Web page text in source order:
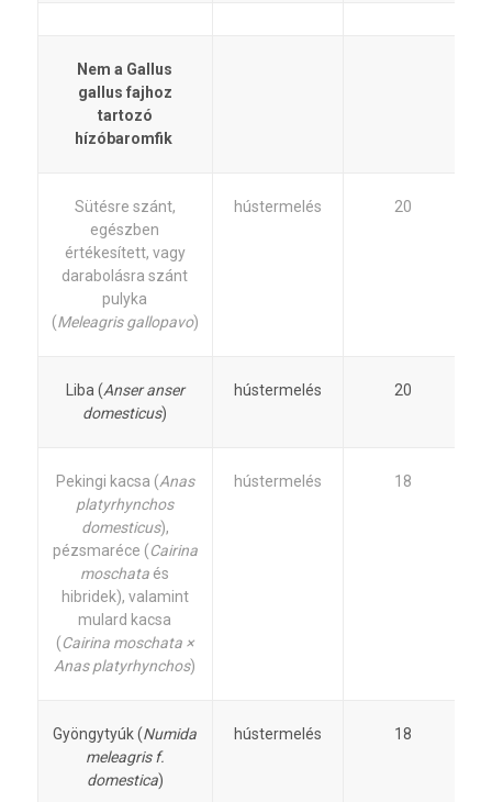
Nem a Gallus
gallus fajhoz
tartozó
hízóbaromfik
Sütésre szánt,
egészben
értékesített, vagy
darabolásra szánt
pulyka
(Meleagris gallopavo)
hústermelés 20
Liba (Anser anser
domesticus)
hústermelés 20
Pekingi kacsa (Anas
platyrhynchos
domesticus),
pézsmaréce (Cairina
moschata és
hibridek), valamint
mulard kacsa
(Cairina moschata ×
Anas platyrhynchos)
hústermelés 18
Gyöngytyúk (Numida
meleagris f.
domestica)
hústermelés 18